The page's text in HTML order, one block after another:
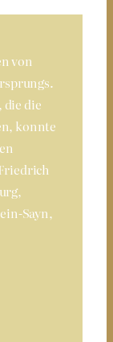
von
die die
konnte
Sayn,